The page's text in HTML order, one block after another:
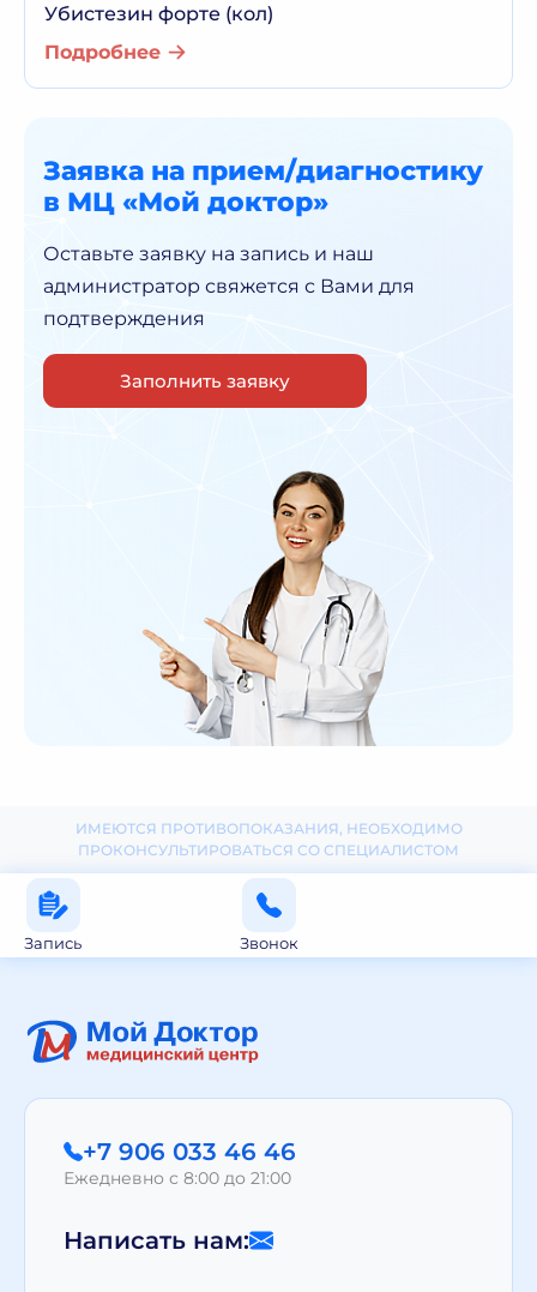
Убистезин форте (кол)
Подробнее
Заявка на прием/диагностику
в МЦ «Мой доктор»
Оставьте заявку на запись и наш
администратор свяжется с Вами для
подтверждения
Заполнить заявку
ИМЕЮТСЯ ПРОТИВОПОКАЗАНИЯ, НЕОБХОДИМО
ПРОКОНСУЛЬТИРОВАТЬСЯ СО СПЕЦИАЛИСТОМ
Запись Звонок
+7 906 033 46 46
Ежедневно с 8:00 до 21:00
Написать нам: